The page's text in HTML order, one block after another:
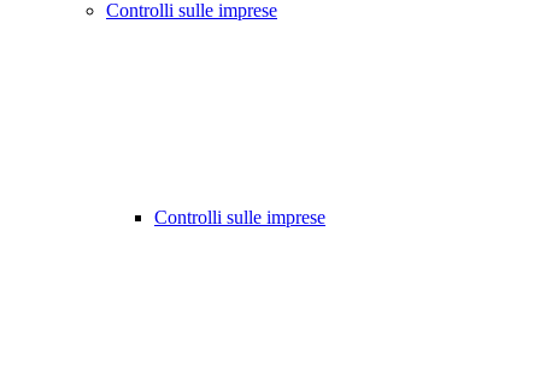
Controlli sulle imprese
Controlli sulle imprese